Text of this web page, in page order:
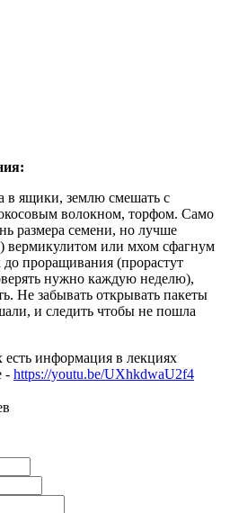
в ящики, землю смешать с
волокном, торфом. Само
размера семени, но лучше
вермикулитом или мхом сфагнум
проращивания (прорастут
нужно каждую неделю),
Не забывать открывать пакеты
и следить чтобы не пошла
информация в лекциях
- https://youtu.be/UXhkdwaU2f4